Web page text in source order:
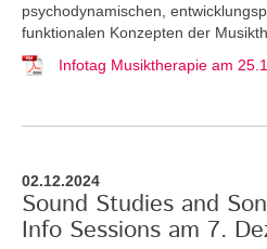
psychodynamischen,
funktionalen Konzepten der
Infotag Musiktherapie am
02.12.2024
Sound Studies and
Info Sessions am 7.